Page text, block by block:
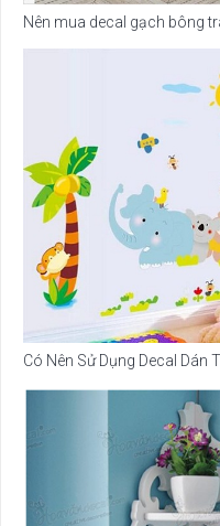
Nên mua decal gạch bông
Có Nên Sử Dụng Decal Dán